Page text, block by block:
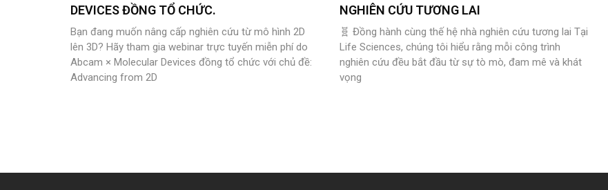
DEVICES ĐỒNG TỔ CHỨC.
Bạn đang muốn nâng cấp nghiên cứu từ mô hình 2D
lên 3D? Hãy tham gia webinar trực tuyến miễn phí do
Abcam × Molecular Devices đồng tổ chức với chủ đề:
Advancing from 2D
NGHIÊN CỨU TƯƠNG LAI
🧬 Đồng hành cùng thế hệ nhà nghiên cứu tương lai Tại
Life Sciences, chúng tôi hiểu rằng mỗi công trình
nghiên cứu đều bắt đầu từ sự tò mò, đam mê và khát
vọng